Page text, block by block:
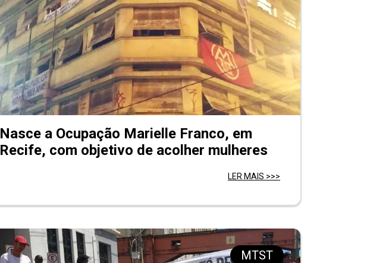
Nasce a Ocupação Marielle Franco, em
Recife, com objetivo de acolher mulheres
LER MAIS >>>
MTST